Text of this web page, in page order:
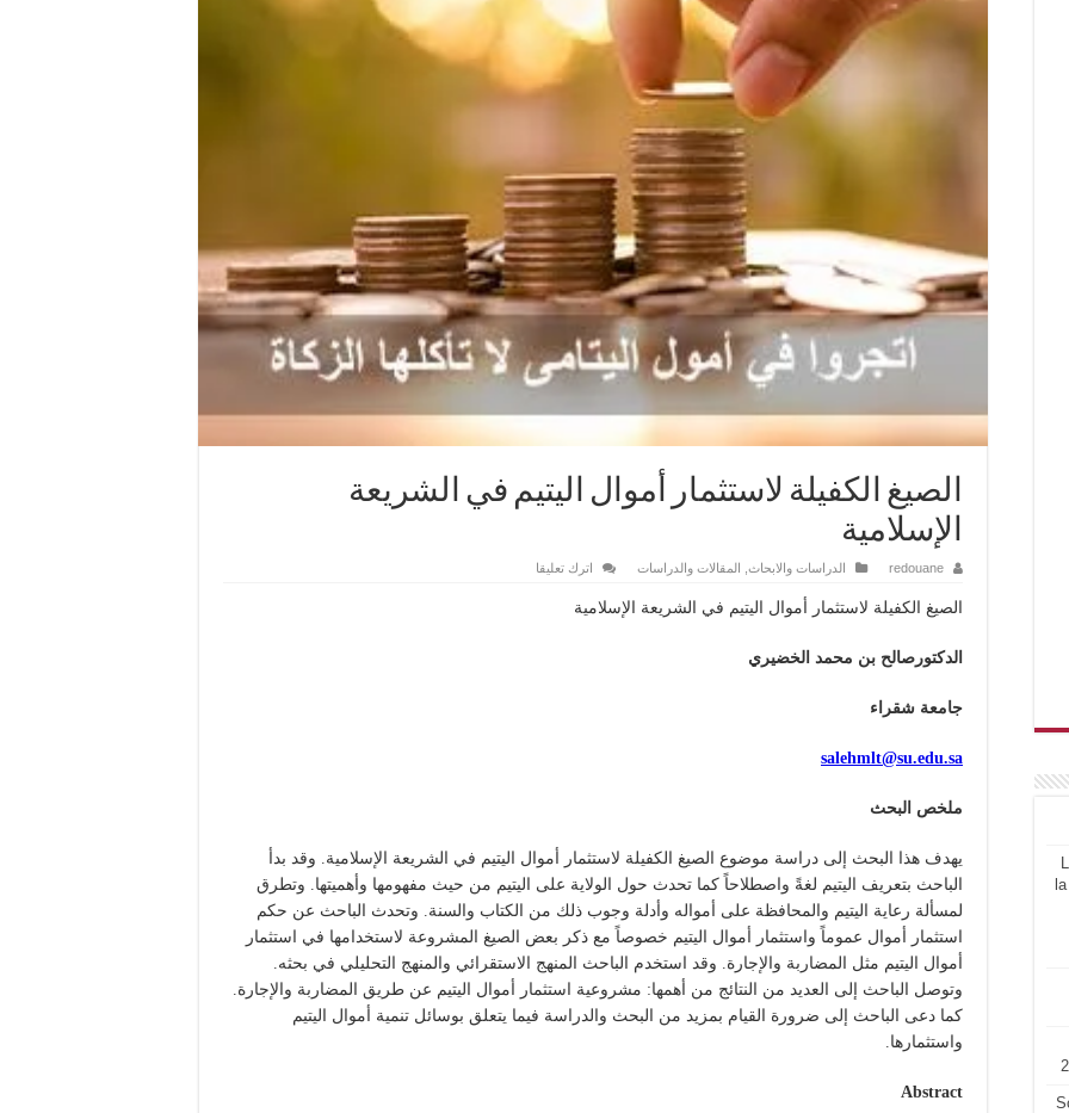
الصيغ الكفيلة لاستثمار أموال اليتيم في الشريعة
الإسلامية
redouane الدراسات والابحاث المقالات والدراسات اترك تعليقا
الصيغ الكفيلة لاستثمار أموال اليتيم في الشريعة الإسلامية
الدكتور صالح بن محمد الخضيري
جامعة شقراء
salehmlt@su.edu.sa
ملخص البحث
يهدف هذا البحث إلى دراسة موضوع الصيغ الكفيلة لاستثمار أموال اليتيم في الشريعة الإسلامية. وقد بدأ
الباحث بتعريف اليتيم لغةً واصطلاحاً كما تحدث حول الولاية على اليتيم من حيث مفهومها وأهميتها. وتطرق
لمسألة رعاية اليتيم والمحافظة على أمواله وأدلة وجوب ذلك من الكتاب والسنة. وتحدث الباحث عن حكم
استثمار أموال عموماً واستثمار أموال اليتيم خصوصاً مع ذكر بعض الصيغ المشروعة لاستخدامها في استثمار
أموال اليتيم مثل المضاربة والإجارة. وقد استخدم الباحث المنهج الاستقرائي والمنهج التحليلي في بحثه.
وتوصل الباحث إلى العديد من النتائج من أهمها: مشروعية استثمار أموال اليتيم عن طريق المضاربة والإجارة.
كما دعى الباحث إلى ضرورة القيام بمزيد من البحث والدراسة فيما يتعلق بوسائل تنمية أموال اليتيم
واستثمارها.
Abstract